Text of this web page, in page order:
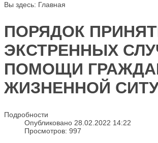
Вы здесь: Главная
ПОРЯДОК
ЭКСТРЕННЫХ
ПОМОЩИ
ЖИЗНЕННОЙ
Подробности
Опубликовано 28.02.2022 14:22
Просмотров: 997